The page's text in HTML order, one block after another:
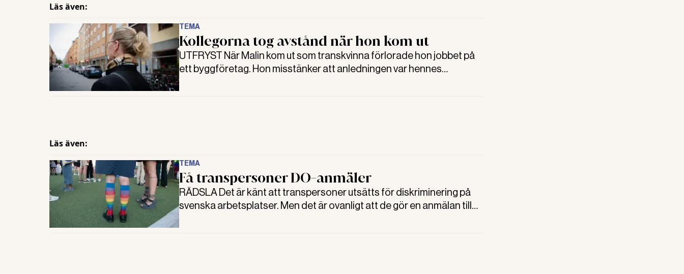
Läs även:
TEMA
Kollegorna tog avstånd när hon kom ut
UTFRYST När Malin kom ut som transkvinna förlorade hon jobbet på
ett byggföretag. Hon misstänker att anledningen var hennes
Läs även:
TEMA
Få transpersoner DO-anmäler
RÄDSLA Det är känt att transpersoner utsätts för diskriminering på
svenska arbetsplatser. Men det är ovanligt att de gör en anmälan till